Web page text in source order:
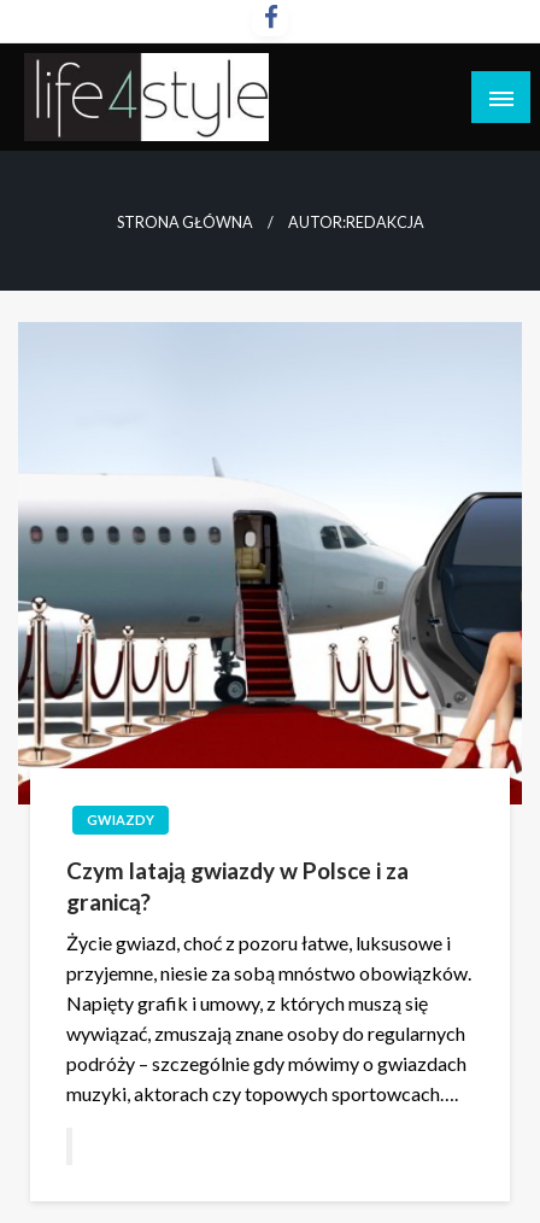
do
STRONA GŁÓWNA AUTOR:REDAKCJA
GWIAZDY
Czym latają gwiazdy w Polsce i za
granicą?
Życie gwiazd, choć z pozoru łatwe, luksusowe i
przyjemne, niesie za sobą mnóstwo obowiązków.
Napięty grafik i umowy, z których muszą się
wywiązać, zmuszają znane osoby do regularnych
podróży – szczególnie gdy mówimy o gwiazdach
muzyki, aktorach czy topowych sportowcach….